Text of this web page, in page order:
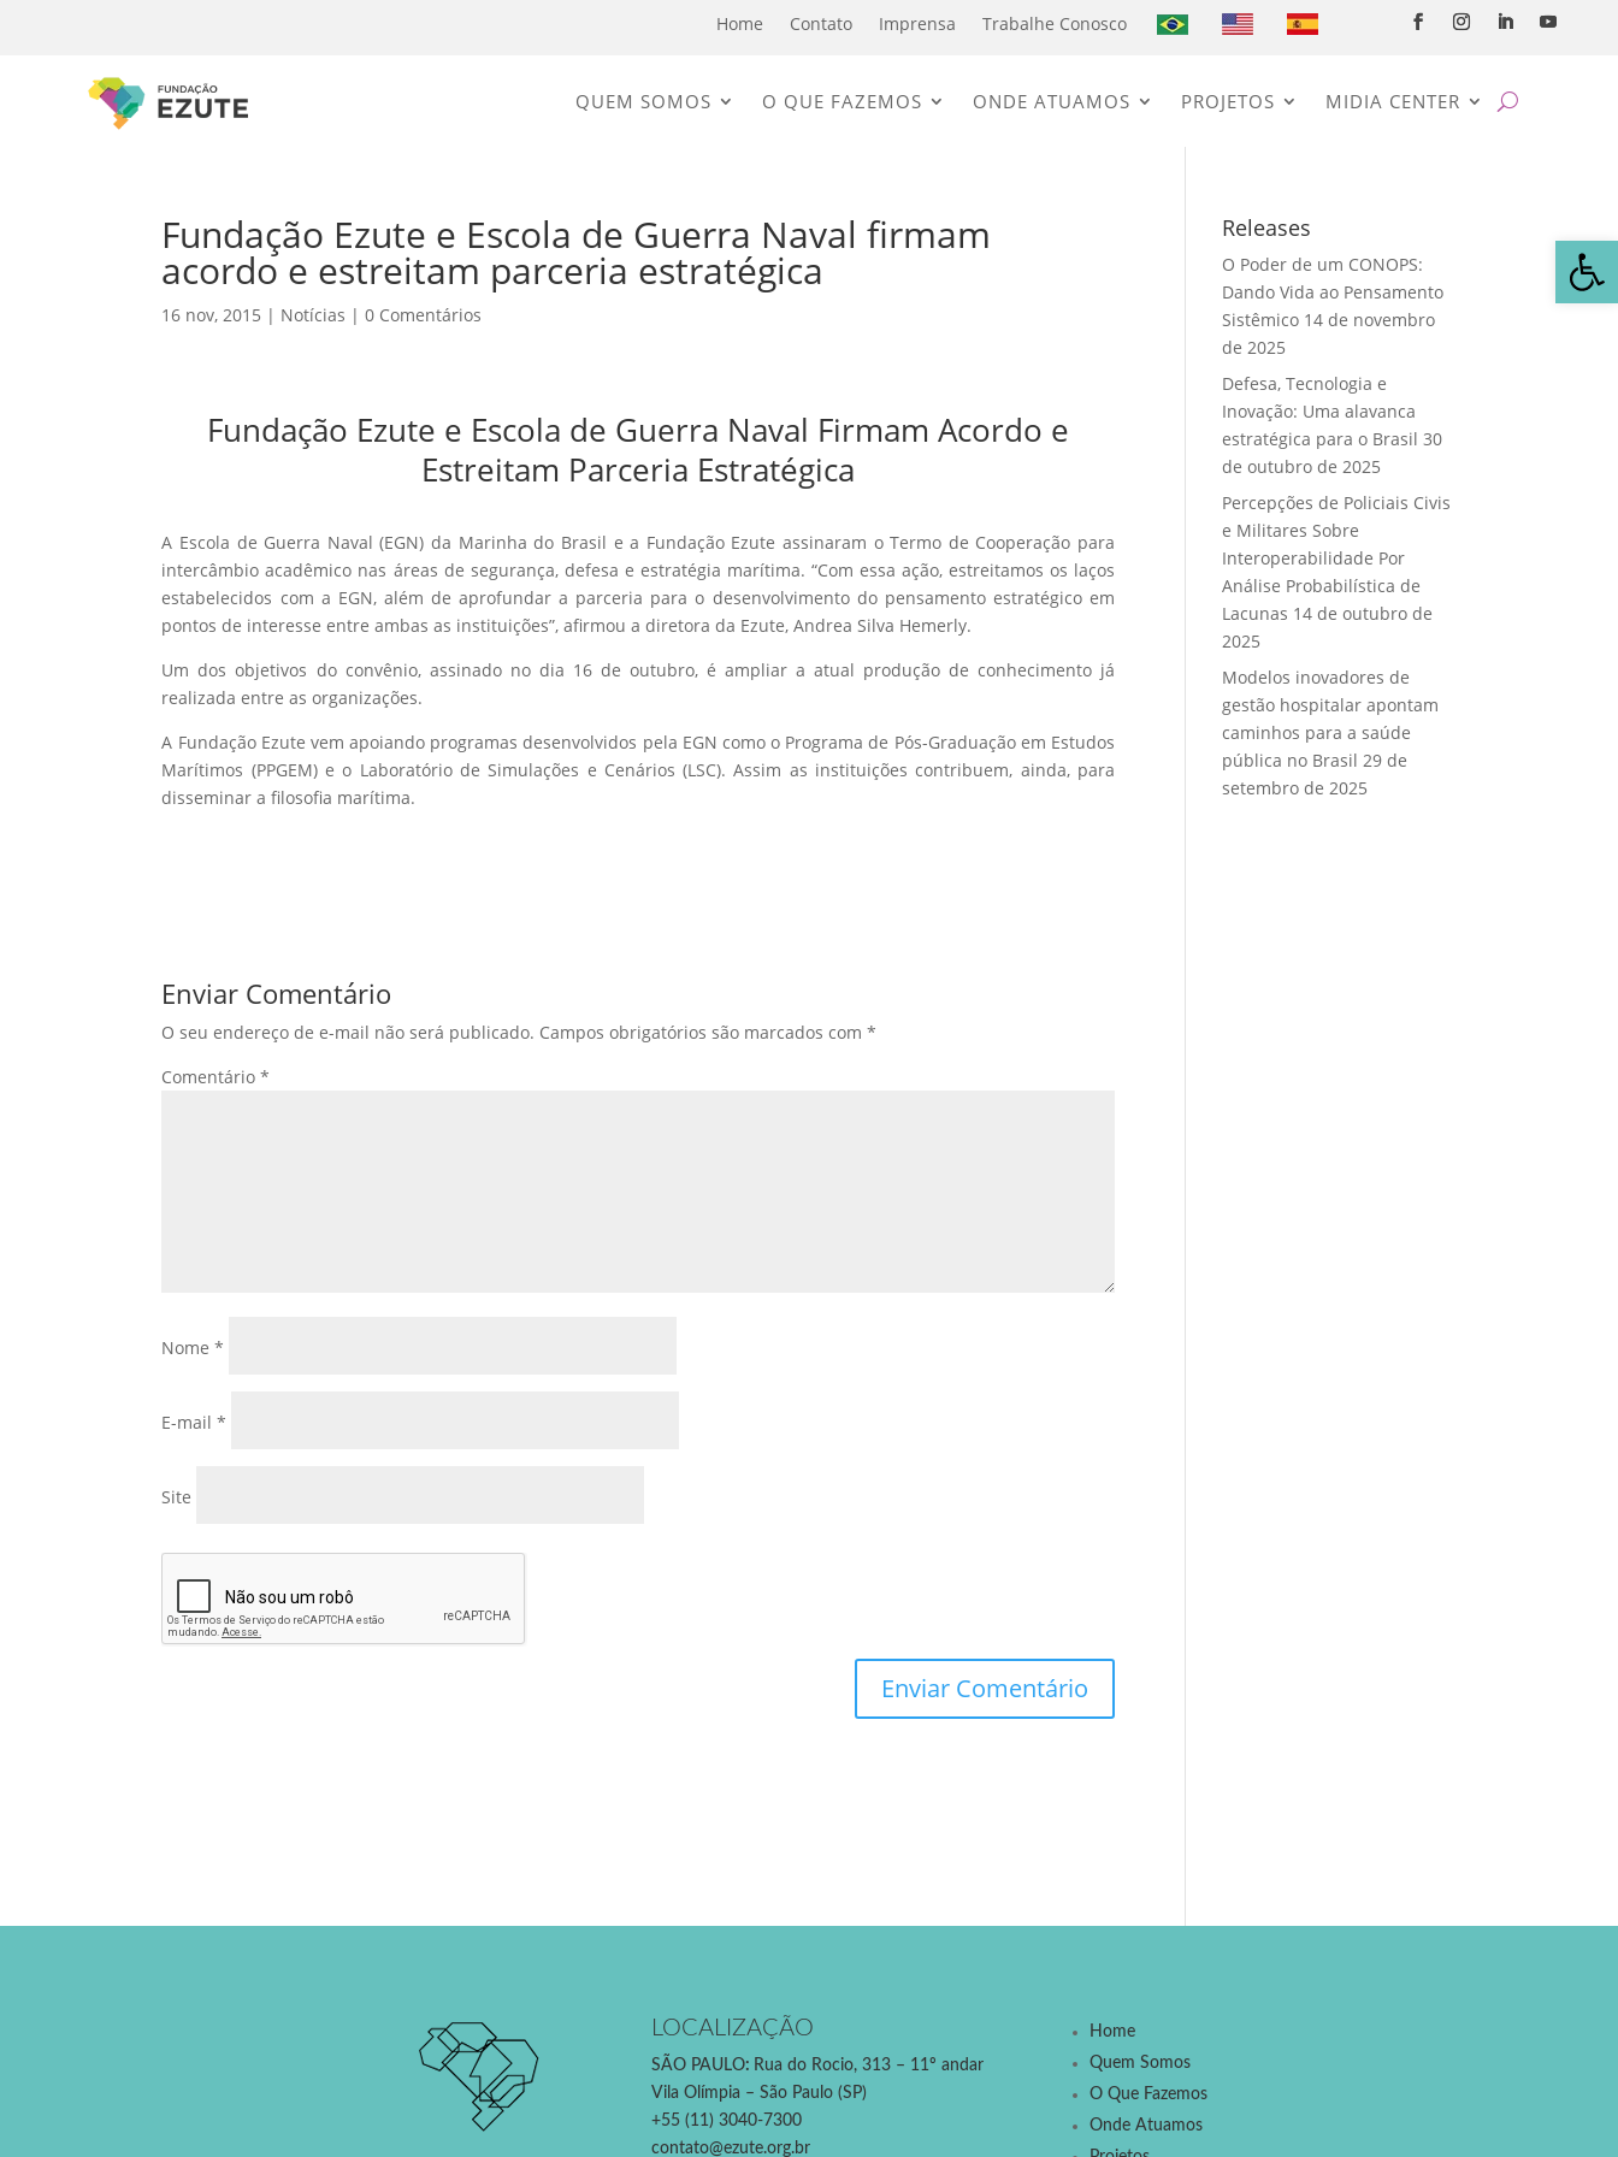
Home Contato Imprensa Trabalhe Conosco
QUEM SOMOS O QUE FAZEMOS ONDE ATUAMOS PROJETOS MIDIA CENTER
Fundação Ezute e Escola de Guerra Naval firmam
acordo e estreitam parceria estratégica
16 nov, 2015 | Notícias |0 Comentários
Fundação Ezute e Escola de Guerra Naval Firmam Acordo e
Estreitam Parceria Estratégica
A Escola de Guerra Naval (EGN) da Marinha do Brasil e a Fundação Ezute assinaram o Termo de Cooperação para
intercâmbio acadêmico nas áreas de segurança, defesa e estratégia marítima. “Com essa ação, estreitamos os laços
estabelecidos com a EGN, além de aprofundar a parceria para o desenvolvimento do pensamento estratégico em
pontos de interesse entre ambas as instituições”, afirmou a diretora da Ezute, Andrea Silva Hemerly.
Um dos objetivos do convênio, assinado no dia 16 de outubro, é ampliar a atual produção de conhecimento já
realizada entre as organizações.
A Fundação Ezute vem apoiando programas desenvolvidos pela EGN como o Programa de Pós-Graduação em Estudos
Marítimos (PPGEM) e o Laboratório de Simulações e Cenários (LSC). Assim as instituições contribuem, ainda, para
disseminar a filosofia marítima.
Enviar Comentário
O seu endereço de e-mail não será publicado. Campos obrigatórios são marcados com*
Comentário*
Nome*
E-mail*
Site
Releases
O Poder de um CONOPS:
Dando Vida ao Pensamento
Sistêmico 14 de novembro
de 2025
Defesa, Tecnologia e
Inovação: Uma alavanca
estratégica para o Brasil 30
de outubro de 2025
Percepções de Policiais Civis
e Militares Sobre
Interoperabilidade Por
Análise Probabilística de
Lacunas 14 de outubro de
2025
Modelos inovadores de
gestão hospitalar apontam
caminhos para a saúde
pública no Brasil 29 de
setembro de 2025
LOCALIZAÇÃO
SÃO PAULO: Rua do Rocio, 313 – 11º andar
Vila Olímpia – São Paulo (SP)
+55 (11) 3040-7300
contato@ezute.org.br
Home
Quem Somos
O Que Fazemos
Onde Atuamos
Abrir